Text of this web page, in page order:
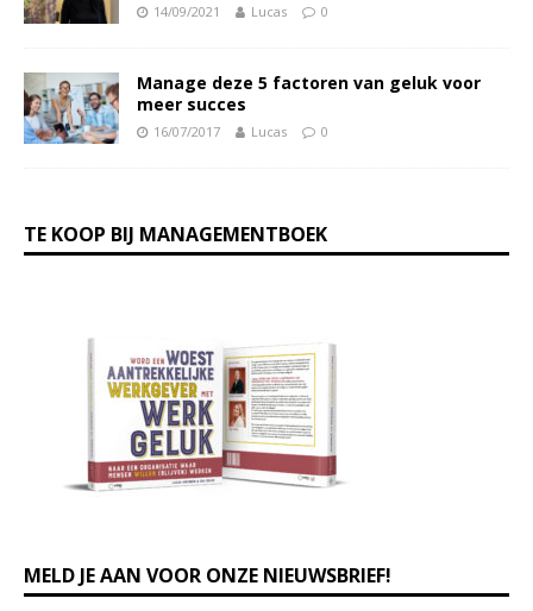
14/09/2021 Lucas 0
Manage deze 5 factoren van geluk voor
meer succes
16/07/2017 Lucas 0
TE KOOP BIJ MANAGEMENTBOEK
MELD JE AAN VOOR ONZE NIEUWSBRIEF!